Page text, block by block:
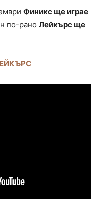
Финикс ще играе
по-рано Лейкърс ще